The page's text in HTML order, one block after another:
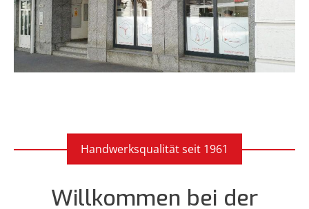
Handwerksqualität seit 1961
Willkommen bei der